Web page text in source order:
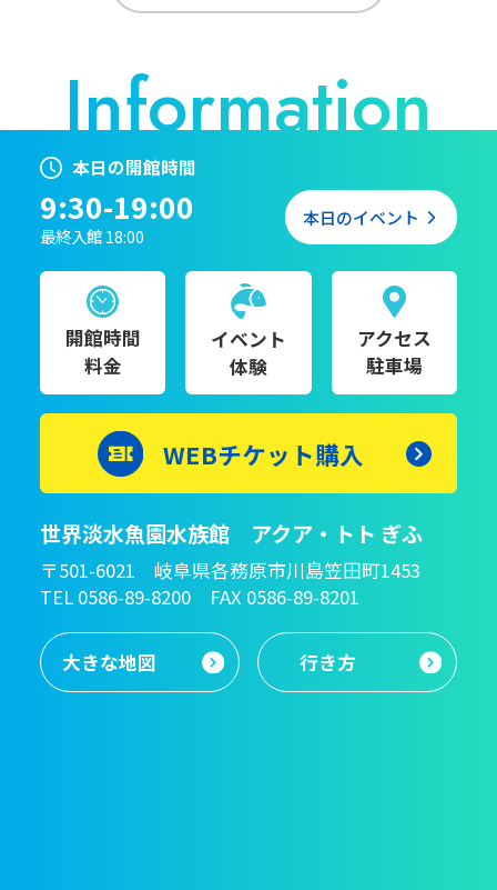
本日の開館時間
9:30-19:00
最終入館 18:00
本日のイベント
開館時間
料金
イベント
体験
アクセス
駐車場
WEBチケット購入
世界淡水魚園水族館 アクア・トト ぎふ
〒501-6021 岐阜県各務原市川島笠田町1453
TEL 0586-89-8200 FAX 0586-89-8201
大きな地図 行き方